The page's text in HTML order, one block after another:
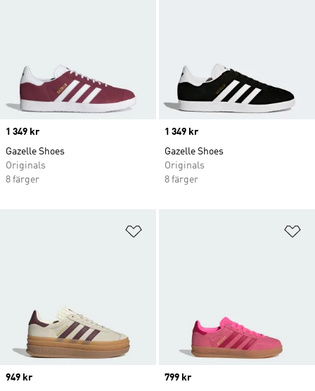
Price
1 349 kr
Gazelle Shoes
Originals
8 färger
Price
1 349 kr
Gazelle Shoes
Originals
8 färger
Price
949 kr Price
799 kr